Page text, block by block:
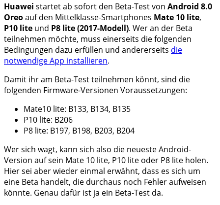
Huawei startet ab sofort den Beta-Test von Android 8.0
Oreoauf den Mittelklasse-Smartphones Mate 10 lite,
P10 lite und P8 lite (2017-Modell). Wer an der Beta
teilnehmen möchte, muss einerseits die folgenden
Bedingungen dazu erfüllen und andererseits die
notwendige App installieren.
Damit ihr am Beta-Test teilnehmen könnt, sind die
folgenden Firmware-Versionen Voraussetzungen:
Mate10 lite: B133, B134, B135
P10 lite: B206
P8 lite: B197, B198, B203, B204
Wer sich wagt, kann sich also die neueste Android-
Version auf sein Mate 10 lite, P10 lite oder P8 lite holen.
Hier sei aber wieder einmal erwähnt, dass es sich um
eine Beta handelt, die durchaus noch Fehler aufweisen
könnte. Genau dafür ist ja ein Beta-Test da.